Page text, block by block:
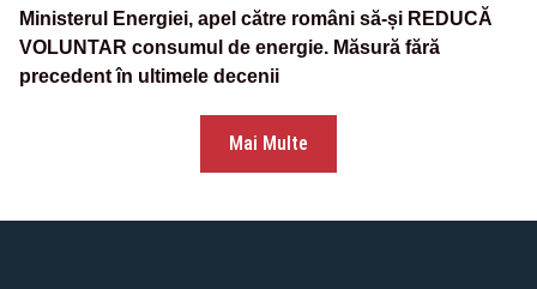
Ministerul Energiei, apel către români să-și REDUCĂ
VOLUNTAR consumul de energie. Măsură fără
precedent în ultimele decenii
Mai Multe